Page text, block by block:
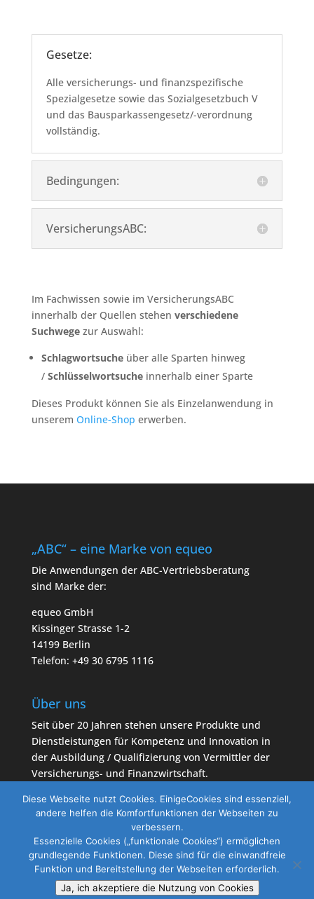
Gesetze:
Alle versicherungs- und finanzspezifische
Spezialgesetze sowie das Sozialgesetzbuch V
und das Bausparkassengesetz/-verordnung
vollständig.
Bedingungen:
VersicherungsABC:
Im Fachwissen sowie im VersicherungsABC
innerhalb der Quellen stehen verschiedene
Suchwege zur Auswahl:
Schlagwortsucheüber alle Sparten hinweg
/ Schlüsselwortsucheinnerhalb einer Sparte
Dieses Produkt können Sie als Einzelanwendung in
unserem Online-Shop erwerben.
„ABC“ – eine Marke von equeo
Die Anwendungen der ABC-Vertriebsberatung
sind Marke der:
equeo GmbH
Kissinger Strasse 1-2
14199 Berlin
Telefon: +49 30 6795 1116
Über uns
Seit über 20 Jahren stehen unsere Produkte und
Dienstleistungen für Kompetenz und Innovation in
der Ausbildung / Qualifizierung von Vermittler der
Versicherungs- und Finanzwirtschaft.
Home AGB Impressum
Datenschutz
Kontakt
Diese Webseite nutzt Cookies. EinigeCookies sind essenziell,
andere helfen die Komfortfunktionen der Webseiten zu
verbessern.
Essenzielle Cookies („funktionale Cookies“) ermöglichen
grundlegende Funktionen. Diese sind für die einwandfreie
Funktion und Bereitstellung der Webseiten erforderlich.
Ja, ich akzeptiere die Nutzung von Cookies